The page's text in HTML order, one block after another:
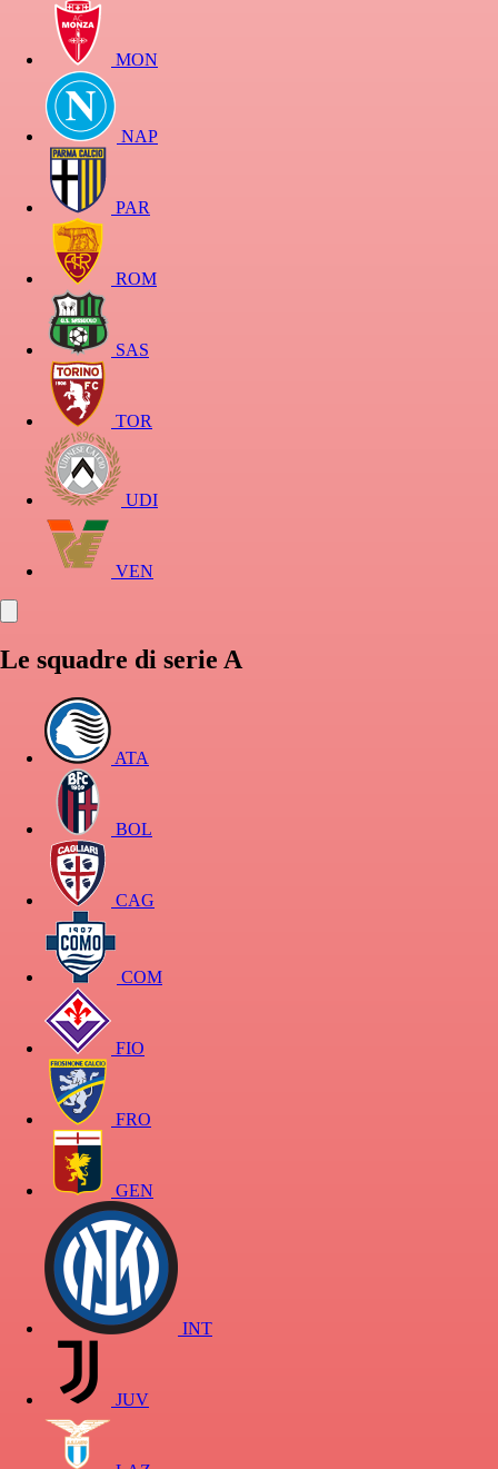
MON
NAP
PAR
ROM
SAS
TOR
UDI
VEN
Le squadre di serie A
ATA
BOL
CAG
COM
FIO
FRO
GEN
INT
JUV